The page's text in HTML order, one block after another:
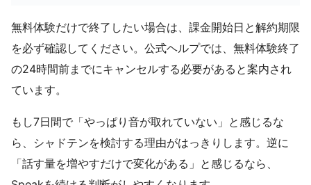
無料体験だけで終了したい場合は、課金開始日と解約期限
を必ず確認してください。公式ヘルプでは、無料体験終了
の24時間前までにキャンセルする必要があると案内され
ています。
もし7日間で「やっぱり音が取れていない」と感じるな
ら、シャドテンを検討する理由がはっきりします。逆に
「話す量を増やすだけで変化がある」と感じるなら、